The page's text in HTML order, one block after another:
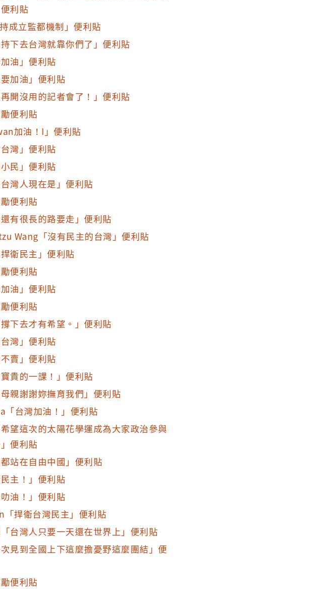
利貼
持成立監都機制」便利貼
持下去台灣就靠你們了」便利貼
加油」便利貼
要加油」便利貼
再開沒用的記者會了！」便利貼
便利貼
加油！I」便利貼
台灣」便利貼
小民」便利貼
台灣人現在是」便利貼
便利貼
還有很長的路要走」便利貼
Wang「沒有民主的台灣」便利貼
捍衛民主」便利貼
便利貼
加油」便利貼
便利貼
下去才有希望。」便利貼
台灣」便利貼
不賣」便利貼
寶貴的一課！」便利貼
母親謝謝妳撫育我們」便利貼
「台灣加油！」便利貼
望這次的太陽花學運成為大家政治參與
便利貼
都站在自由中國」便利貼
民主！」便利貼
叻油！」便利貼
「捍衛台灣民主」便利貼
台灣人只要一天還在世界上」便利貼
次見到全國上下這麼擔憂野這麼團結」便
便利貼